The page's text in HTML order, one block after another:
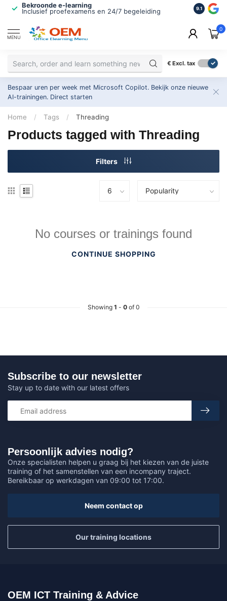
Bekroonde e-learning
Inclusief proefexamens en 24/7 begeleiding
ISO
2.500+
9.1
MENU
0
€ Excl. tax
Bespaar uren per week met Microsoft Copilot. Bekijk onze nieuwe
AI-trainingen. Direct starten
Home / Tags / Threading
Products tagged with Threading
Filters
No courses or trainings found
CONTINUE SHOPPING
Showing 1 - 0of 0
Persoonlijk advies nodig?
Onze specialisten helpen u graag bij het kiezen van de juiste
training of het samenstellen van een incompany traject.
Bereikbaar op werkdagen van 09:00 tot 17:00.
Neem contact op
Our training locations
Subscribe to our newsletter
Stay up to date with our latest offers
OEM ICT Training & Advice